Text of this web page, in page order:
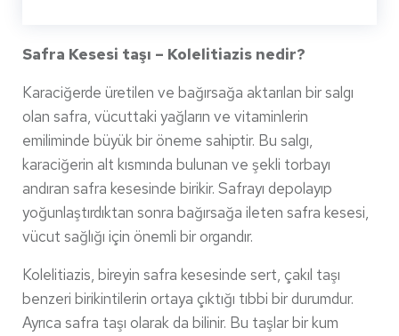
Safra Kesesi taşı – Kolelitiazis nedir?
Karaciğerde üretilen ve bağırsağa aktarılan bir salgı
olan safra, vücuttaki yağların ve vitaminlerin
emiliminde büyük bir öneme sahiptir. Bu salgı,
karaciğerin alt kısmında bulunan ve şekli torbayı
andıran safra kesesinde birikir. Safrayı depolayıp
yoğunlaştırdıktan sonra bağırsağa ileten safra kesesi,
vücut sağlığı için önemli bir organdır.
Kolelitiazis, bireyin safra kesesinde sert, çakıl taşı
benzeri birikintilerin ortaya çıktığı tıbbi bir durumdur.
Ayrıca safra taşı olarak da bilinir. Bu taşlar bir kum